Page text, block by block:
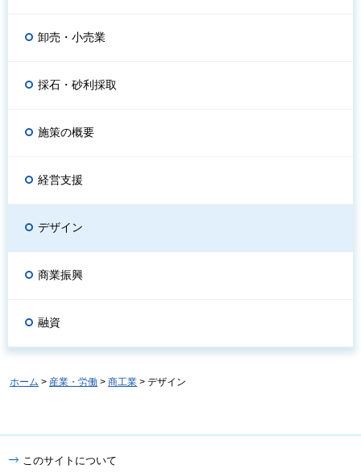
卸売・小売業
採石・砂利採取
施策の概要
経営支援
デザイン
商業振興
融資
ホーム > 産業・労働 > 商工業 > デザイン
このサイトについて